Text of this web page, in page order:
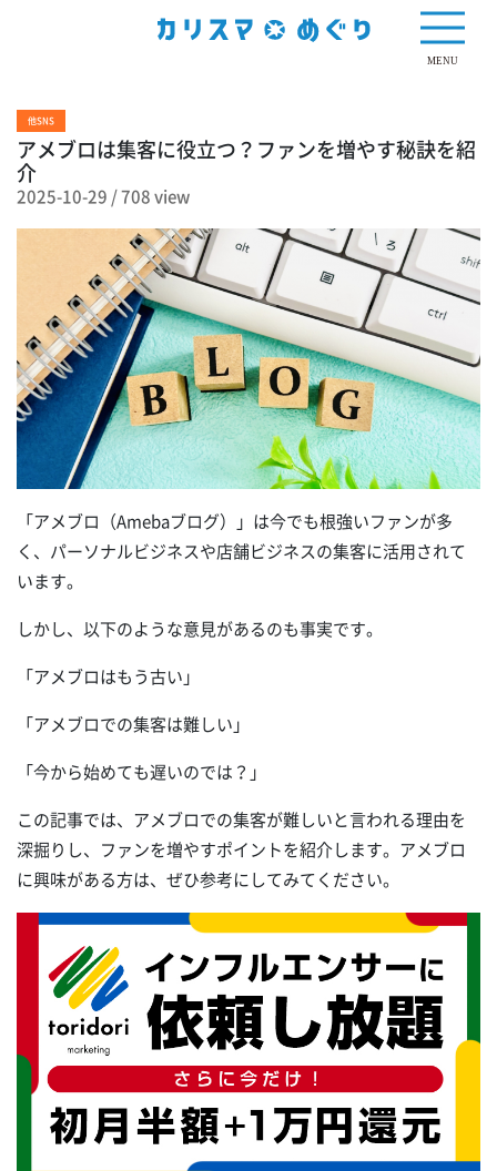
MENU
他SNS
アメブロは集客に役立つ？ファンを増やす秘訣を紹
介
2025-10-29 /708 view
「アメブロ（Amebaブログ）」は今でも根強いファンが多
く、パーソナルビジネスや店舗ビジネスの集客に活用されて
います。
しかし、以下のような意見があるのも事実です。
「アメブロはもう古い」
「アメブロでの集客は難しい」
「今から始めても遅いのでは？」
この記事では、アメブロでの集客が難しいと言われる理由を
深掘りし、ファンを増やすポイントを紹介します。アメブロ
に興味がある方は、ぜひ参考にしてみてください。